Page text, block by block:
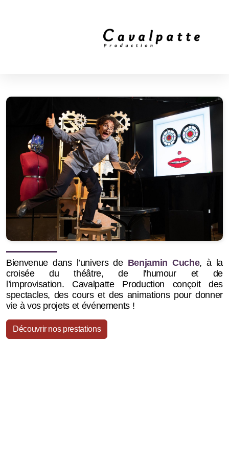
Bienvenue dans l’univers de Benjamin Cuche, à la
croisée du théâtre, de l'humour et de
l’improvisation. Cavalpatte Production conçoit des
spectacles, des cours et des animations pour donner
vie à vos projets et événements !
Découvrir nos prestations